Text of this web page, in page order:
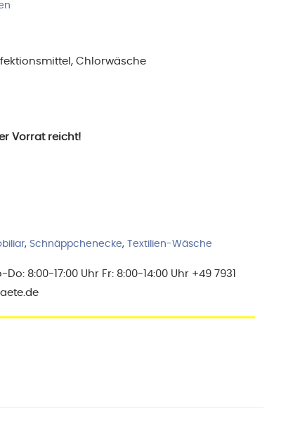
Chlorwäsche
Vorrat reicht!
, Schnäppchenecke, Textilien-Wäsche
8:00-17:00 Uhr Fr: 8:00-14:00 Uhr +49 7931